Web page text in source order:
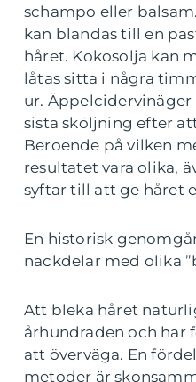
schampo eller
kan blandas till en
håret. Kokosolja kan
låtas sitta i några
ur. Äppelcidervinäger
sista sköljning efter
Beroende på vilken
resultatet vara olika,
syftar till att ge håret
En historisk
nackdelar med olika
Att bleka håret
århundraden och har
att överväga. En
metoder är